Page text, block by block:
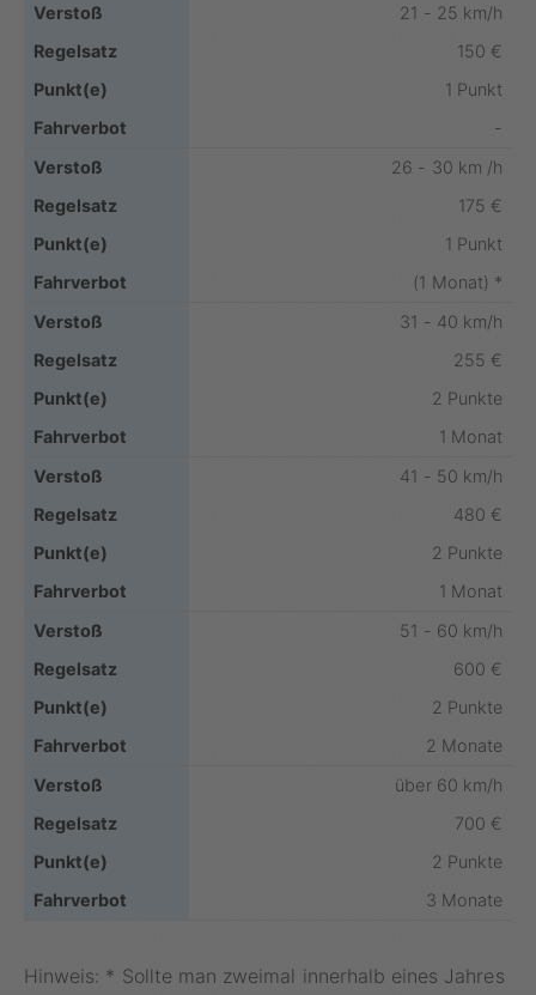
21 - 25 km/h
150 €
1 Punkt
-
26 - 30 km /h
175 €
1 Punkt
(1 Monat) *
31 - 40 km/h
255 €
2 Punkte
1 Monat
41 - 50 km/h
480 €
2 Punkte
1 Monat
51 - 60 km/h
600 €
2 Punkte
2 Monate
über 60 km/h
700 €
2 Punkte
3 Monate
Hinweis: * Sollte man zweimal innerhalb eines Jahres